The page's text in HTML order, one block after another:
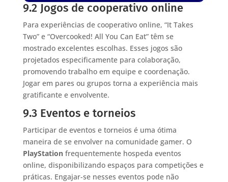
9.2 Jogos de cooperativo online
Para experiências de cooperativo online, “It Takes
Two” e “Overcooked! All You Can Eat” têm se
mostrado excelentes escolhas. Esses jogos são
projetados especificamente para colaboração,
promovendo trabalho em equipe e coordenação.
Jogar em pares ou grupos torna a experiência mais
gratificante e envolvente.
9.3 Eventos e torneios
Participar de eventos e torneios é uma ótima
maneira de se envolver na comunidade gamer. O
PlayStationfrequentemente hospeda eventos
online, disponibilizando espaços para competições e
práticas. Engajar-se nesses eventos pode não